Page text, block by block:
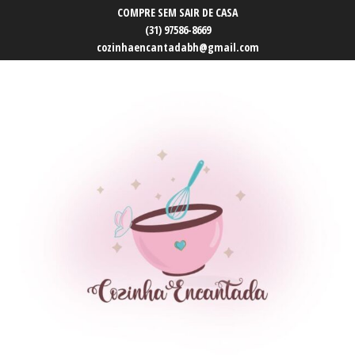
COMPRE SEM SAIR DE CASA
(31) 97586-8669
cozinhaencantadabh@gmail.com